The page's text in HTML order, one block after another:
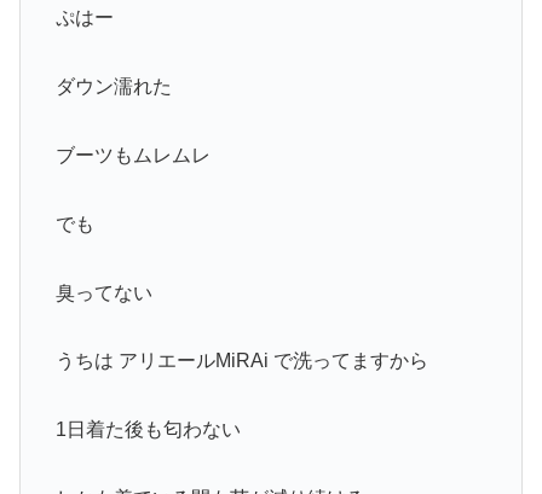
ぷはー
ダウン濡れた
ブーツもムレムレ
でも
臭ってない
うちは アリエールMiRAi で洗ってますから
1日着た後も匂わない